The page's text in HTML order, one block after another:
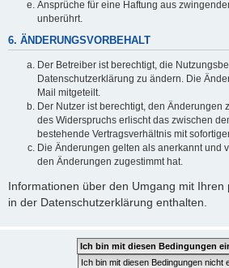
Ansprüche für eine Haftung aus
unberührt.
6. ÄNDERUNGSVORBEHALT
Der Betreiber ist berechtigt, die
Datenschutzerklärung zu ändern. Die
Mail mitgeteilt.
Der Nutzer ist berechtigt, den Änderungen
des Widerspruchs erlischt das zwischen
bestehende Vertragsverhältnis mit
Die Änderungen gelten als anerkannt und
den Änderungen zugestimmt hat.
Informationen über den Umgang mit Ihren
in der Datenschutzerklärung enthalten.